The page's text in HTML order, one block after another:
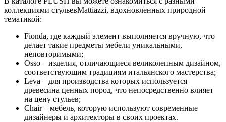
коллекциями стульевMattiazzi, вдохновленных природной
тематикой:
Fionda, где каждый элемент выполняется вручную, что
делает такие предметы мебели уникальными,
неповторимыми;
Osso – изделия, отличающиеся великолепным дизайном,
соответствующим традициям итальянского мастерства;
Leva – для производства которых используется
древесина ценных пород, что непосредственно влияет
на цену стульев;
Chair – мебель, которую используют современные
дизайнеры и архитекторы в своих проектах.